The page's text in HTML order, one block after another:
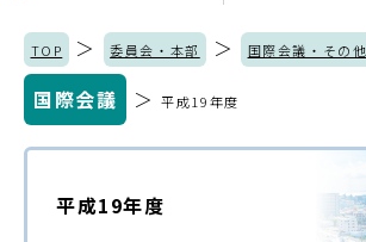
TOP ＞ 委員会・本部 ＞ 国際会議・その他
国際会議
＞平成19年度
平成19年度